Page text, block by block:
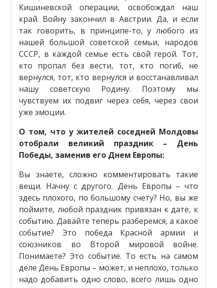
Кишиневской операции, освобождал наш
край. Войну закончил в Австрии. Да, и если
так говорить, в принципе-то, у любого из
нашей большой советской семьи, народов
СССР, в каждой семье есть свой герой. Тот,
кто пропал без вести, тот, кто погиб, не
вернулся, тот, кто вернулся и восстанавливал
нашу советскую Родину. Поэтому мы
чувствуем их подвиг через себя, через свои
уже эмоции.
О том, что у жителей соседней Молдовы
отобрали великий праздник – День
Победы, заменив его Днем Европы:
Вы знаете, сложно комментировать такие
вещи. Начну с другого. День Европы – что
здесь плохого, по большому счету? Но, вы же
поймите, любой праздник привязан к дате, к
событию. Давайте теперь разберемся, а какое
событие? Это победа Красной армии и
союзников во Второй мировой войне.
Понимаете? Это событие. То есть на самом
деле День Европы – может, и неплохо, только
надо добавить одно слово, всего лишь одно